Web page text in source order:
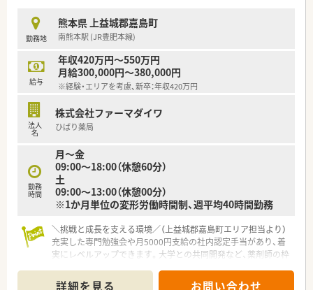
＜多様な分野に挑戦できる環境＞
■現場の薬剤師として勤務しながら「教育」「学術」「採用」「店舗
開発」等会社の運営にも携わることができます。
■熊大と共同で化粧品の開発などを行っており、希望者は商品企
画等に係ることもできます。
■ベテランだけでなく20代・30代の方を中心に、今から薬剤師が
構築しています。
■新卒から3年目までの社員に対してはフォローアップ研修制度
があります。
■月1回の定例勉強会に加え、精神科、糖尿病、在宅、セルフメデ
ィケーションなど専門領域に特化した勉強会を多数開催してい
ます。薬剤師としてのレベルアップに熱心な薬局です。
資格が取得でき、月5,000円の手当てが支給されます。
勤務地
熊本県 上益城郡嘉島町
南熊本駅 (JR豊肥本線)
給与
年収420万円～550万円
月給300,000円～380,000円
※経験・エリアを考慮、新卒：年収420万円
法人
名
株式会社ファーマダイワ
ひばり薬局
勤務
時間
月～金
09:00～18:00（休憩60分）
土
09:00～13:00（休憩00分）
※1か月単位の変形労働時間制、週平均40時間勤務
＼挑戦と成長を支える環境／（上益城郡嘉島町エリア担当より）
充実した専門勉強会や月5000円支給の社内認定手当があり、着
実にレベルアップできます。大学との共同開発など、薬剤師の枠
＊------------------------------------------＊
詳細を見る お問い合わせ